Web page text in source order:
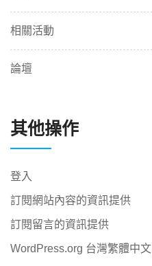
相關活動
論壇
其他操作
登入
訂閱網站內容的資訊提供
訂閱留言的資訊提供
WordPress.org 台灣繁體中文